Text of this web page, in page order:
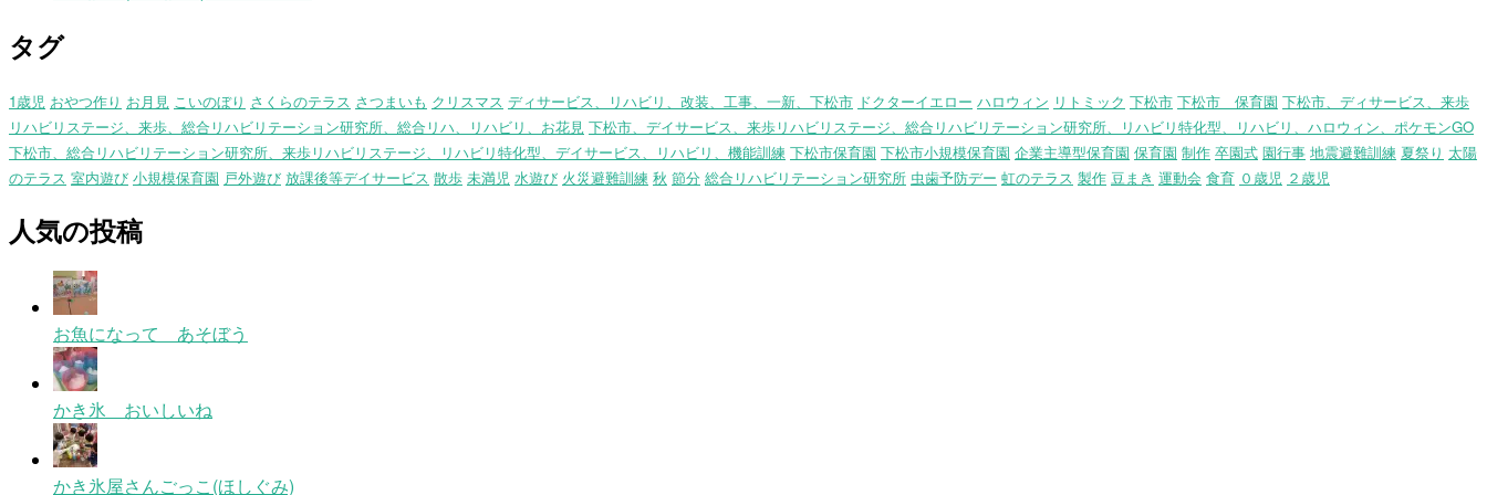
タグ
1歳児 おやつ作り お月見 こいのぼり さくらのテラス さつまいも クリスマス ディサービス、リハビリ、改装、工事、一新、下松市 ドクターイエロー ハロウィン リトミック 下松市 下松市 保育園 下松市、ディサービス、来歩
リハビリステージ、来歩、総合リハビリテーション研究所、総合リハ、リハビリ、お花見 下松市、デイサービス、来歩リハビリステージ、総合リハビリテーション研究所、リハビリ特化型、リハビリ、ハロウィン、ポケモンGO
下松市、総合リハビリテーション研究所、来歩リハビリステージ、リハビリ特化型、デイサービス、リハビリ、機能訓練 下松市保育園 下松市小規模保育園 企業主導型保育園 保育園 制作 卒園式 園行事 地震避難訓練 夏祭り 太陽
のテラス 室内遊び 小規模保育園 戸外遊び 放課後等デイサービス 散歩 未満児 水遊び 火災避難訓練 秋 節分 総合リハビリテーション研究所 虫歯予防デー 虹のテラス 製作 豆まき 運動会 食育 ０歳児 ２歳児
人気の投稿
お魚になって あそぼう
かき氷 おいしいね
かき氷屋さんごっこ(ほしぐみ)